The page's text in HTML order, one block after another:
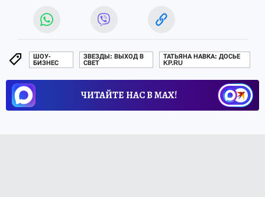
ШОУ-
БИЗНЕС
ЗВЕЗДЫ: ВЫХОД В
СВЕТ
ТАТЬЯНА НАВКА: ДОСЬЕ
KP.RU
ЧИТАЙТЕ НАС В МАХ!